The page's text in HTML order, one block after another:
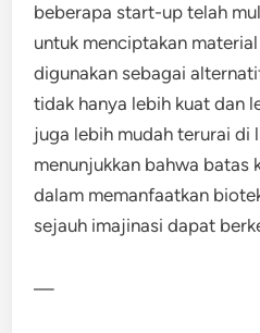
beberapa start-up telah
untuk menciptakan
digunakan sebagai
tidak hanya lebih kuat dan
juga lebih mudah terurai di
menunjukkan bahwa batas
dalam memanfaatkan
sejauh imajinasi dapat
—